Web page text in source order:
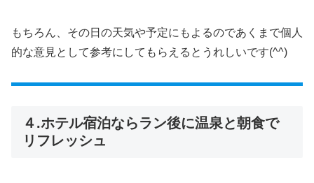
もちろん、その日の天気や予定にもよるのであくまで個人
的な意見として参考にしてもらえるとうれしいです(^^)
４.ホテル宿泊ならラン後に温泉と朝食で
リフレッシュ